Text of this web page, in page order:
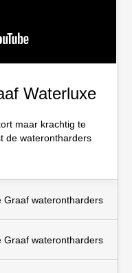
Waterluxe
maar krachtig te
de waterontharders
Graaf waterontharders
Graaf waterontharders